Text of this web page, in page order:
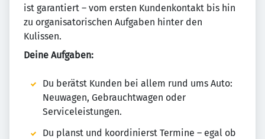
ist garantiert – vom ersten Kundenkontakt bis hin
zu organisatorischen Aufgaben hinter den
Kulissen.
Deine Aufgaben:
Du berätst Kunden bei allem rund ums Auto:
Neuwagen, Gebrauchtwagen oder
Serviceleistungen.
Du planst und koordinierst Termine – egal ob